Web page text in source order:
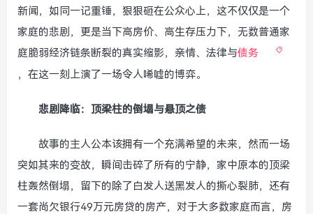
新闻，如同一记重锤，狠狠砸在公众心上，这不仅仅是一个
家庭的悲剧，更是当下高房价、高生存压力下，无数普通家
庭脆弱经济链条断裂的真实缩影，亲情、法律与债务
，在这一刻上演了一场令人唏嘘的博弈。
悲剧降临：顶梁柱的倒塌与悬顶之债
故事的主人公本该拥有一个充满希望的未来，然而一场
突如其来的变故，瞬间击碎了所有的宁静，家中原本的顶梁
柱轰然倒塌，留下的除了白发人送黑发人的撕心裂肺，还有
一套尚欠银行49万元房贷的房产，对于大多数家庭而言，房